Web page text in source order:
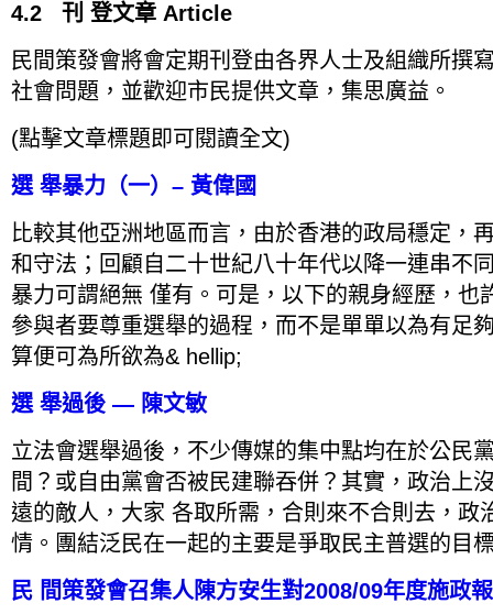
4.2 刊 登文章 Article
民間策發會將會定期刊登由各界人士及組織所撰
社會問題，並歡迎市民提供文章，集思廣益。
(點擊文章標題即可閱讀全文)
選 舉暴力（一）– 黃偉國
比較其他亞洲地區而言，由於香港的政局穩定，
和守法；回顧自二十世紀八十年代以降一連串不
暴力可謂絕無 僅有。可是，以下的親身經歷，也
參與者要尊重選舉的過程，而不是單單以為有足
算便可為所欲為& hellip;
選 舉過後 — 陳文敏
立法會選舉過後，不少傳媒的集中點均在於公民
間？或自由黨會否被民建聯吞併？其實，政治上
遠的敵人，大家 各取所需，合則來不合則去，政
情。團結泛民在一起的主要是爭取民主普選的目
民 間策發會召集人陳方安生對2008/09年度施政